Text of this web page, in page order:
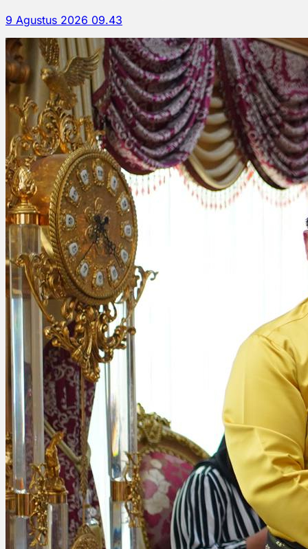
9 Agustus 2026 09.43